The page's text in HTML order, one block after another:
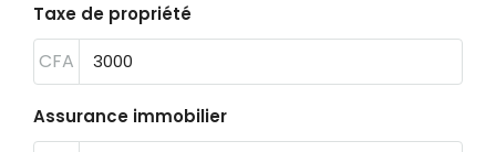
Taxe de propriété
CFA
Assurance immobilier